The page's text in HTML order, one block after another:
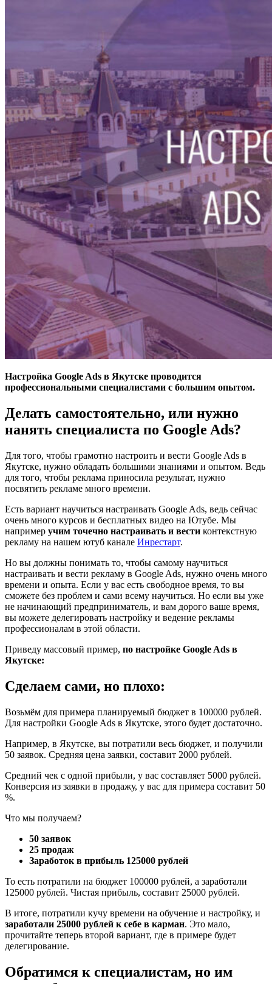
Настройка Google Ads в Якутске проводится
профессиональными специалистами с большим опытом.
Делать самостоятельно, или нужно
нанять специалиста по Google Ads?
Для того, чтобы грамотно настроить и вести Google Ads в
Якутске, нужно обладать большими знаниями и опытом. Ведь
для того, чтобы реклама приносила результат, нужно
посвятить рекламе много времени.
Есть вариант научиться настраивать Google Ads, ведь сейчас
очень много курсов и бесплатных видео на Ютубе. Мы
например учим точечно настраивать и вести контекстную
рекламу на нашем ютуб канале Инрестарт.
Но вы должны понимать то, чтобы самому научиться
настраивать и вести рекламу в Google Ads, нужно очень много
времени и опыта. Если у вас есть свободное время, то вы
сможете без проблем и сами всему научиться. Но если вы уже
не начинающий предприниматель, и вам дорого ваше время,
вы можете делегировать настройку и ведение рекламы
профессионалам в этой области.
Приведу массовый пример, по настройке Google Ads в
Якутске:
Сделаем сами, но плохо:
Возьмём для примера планируемый бюджет в 100000 рублей.
Для настройки Google Ads в Якутске, этого будет достаточно.
Например, в Якутске, вы потратили весь бюджет, и получили
50 заявок. Средняя цена заявки, составит 2000 рублей.
Средний чек с одной прибыли, у вас составляет 5000 рублей.
Конверсия из заявки в продажу, у вас для примера составит 50
%.
Что мы получаем?
50 заявок
25 продаж
Заработок в прибыль 125000 рублей
То есть потратили на бюджет 100000 рублей, а заработали
125000 рублей. Чистая прибыль, составит 25000 рублей.
В итоге, потратили кучу времени на обучение и настройку, и
заработали 25000 рублей к себе в карман. Это мало,
прочитайте теперь второй вариант, где в примере будет
делегирование.
Обратимся к специалистам, но им